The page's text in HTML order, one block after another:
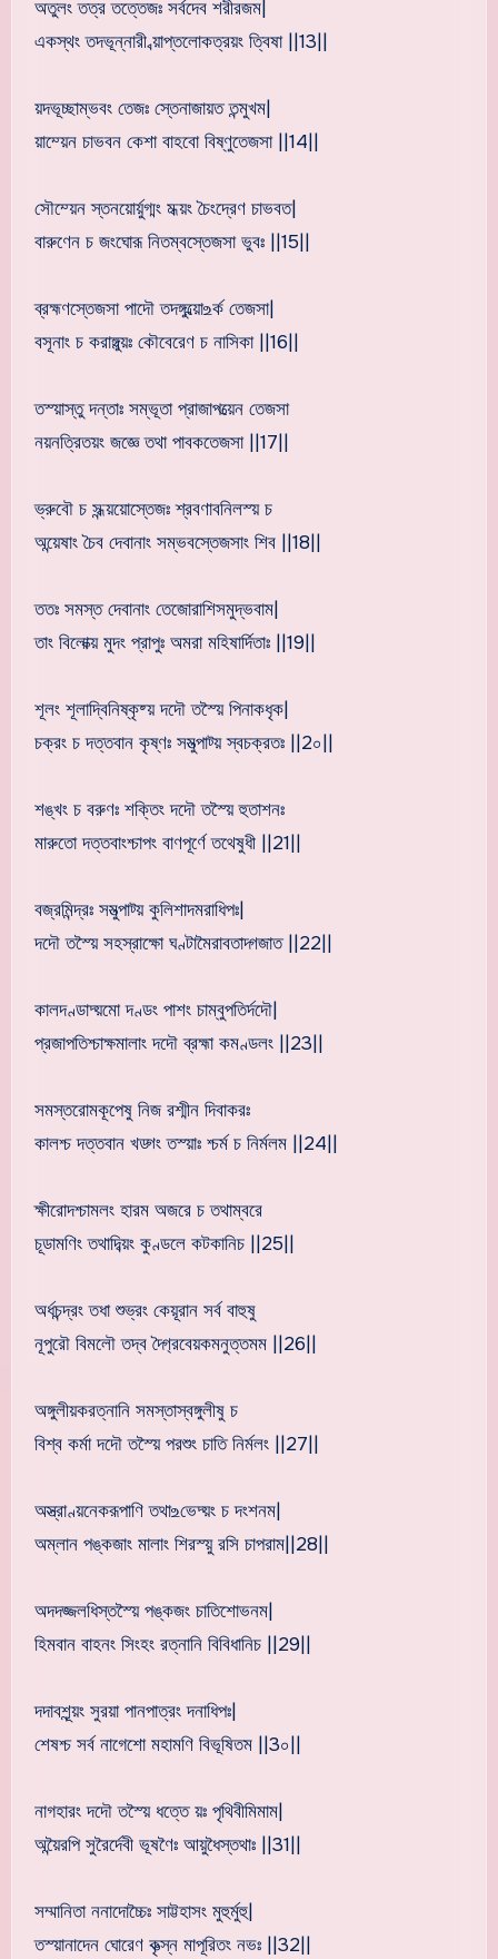
অতুলং তত্র তত্তেজঃ সর্বদেব শরীরজম|
একস্থং তদভূন্নারী ব্য়াপ্তলোকত্রয়ং ত্বিষা ||13||
য়দভূচ্ছাম্ভবং তেজঃ স্তেনাজায়ত তন্মুখম|
য়াম্য়েন চাভবন কেশা বাহবো বিষ্ণুতেজসা ||14||
সৌম্য়েন স্তনয়োর্য়ুগ্মং মধ্য়ং চৈংদ্রেণ চাভবত|
বারুণেন চ জংঘোরূ নিতম্বস্তেজসা ভুবঃ ||15||
ব্রহ্মণস্তেজসা পাদৌ তদঙ্গুল্য়ো‌உর্ক তেজসা|
বসূনাং চ করাঙ্গুল্য়ঃ কৌবেরেণ চ নাসিকা ||16||
তস্য়াস্তু দন্তাঃ সম্ভূতা প্রাজাপত্য়েন তেজসা
নয়নত্রিতয়ং জজ্ঞে তথা পাবকতেজসা ||17||
ভ্রুবৌ চ সন্ধ্য়য়োস্তেজঃ শ্রবণাবনিলস্য় চ
অন্য়েষাং চৈব দেবানাং সম্ভবস্তেজসাং শিব ||18||
ততঃ সমস্ত দেবানাং তেজোরাশিসমুদ্ভবাম|
তাং বিলোক্য় মুদং প্রাপুঃ অমরা মহিষার্দিতাঃ ||19||
শূলং শূলাদ্বিনিষ্কৃষ্য় দদৌ তস্য়ৈ পিনাকধৃক|
চক্রং চ দত্তবান কৃষ্ণঃ সমুত্পাট্য় স্বচক্রতঃ ||2০||
শঙ্খং চ বরুণঃ শক্তিং দদৌ তস্য়ৈ হুতাশনঃ
মারুতো দত্তবাংশ্চাপং বাণপূর্ণে তথেষুধী ||21||
বজ্রমিন্দ্রঃ সমুত্পাট্য় কুলিশাদমরাধিপঃ|
দদৌ তস্য়ৈ সহস্রাক্ষো ঘণ্টামৈরাবতাদ্গজাত ||22||
কালদণ্ডাদ্য়মো দণ্ডং পাশং চাম্বুপতির্দদৌ|
প্রজাপতিশ্চাক্ষমালাং দদৌ ব্রহ্মা কমণ্ডলং ||23||
সমস্তরোমকূপেষু নিজ রশ্মীন দিবাকরঃ
কালশ্চ দত্তবান খড্গং তস্য়াঃ শ্চর্ম চ নির্মলম ||24||
ক্ষীরোদশ্চামলং হারম অজরে চ তথাম্বরে
চূডামণিং তথাদিব্য়ং কুণ্ডলে কটকানিচ ||25||
অর্ধচন্দ্রং তধা শুভ্রং কেয়ূরান সর্ব বাহুষু
নূপুরৌ বিমলৌ তদ্ব দ্গ্রৈবেয়কমনুত্তমম ||26||
অঙ্গুলীয়করত্নানি সমস্তাস্বঙ্গুলীষু চ
বিশ্ব কর্মা দদৌ তস্য়ৈ পরশুং চাতি নির্মলং ||27||
অস্ত্রাণ্য়নেকরূপাণি তথা‌உভেদ্য়ং চ দংশনম|
অম্লান পঙ্কজাং মালাং শিরস্য়ু রসি চাপরাম||28||
অদদজ্জলধিস্তস্য়ৈ পঙ্কজং চাতিশোভনম|
হিমবান বাহনং সিংহং রত্নানি বিবিধানিচ ||29||
দদাবশূন্য়ং সুরয়া পানপাত্রং দনাধিপঃ|
শেষশ্চ সর্ব নাগেশো মহামণি বিভূষিতম ||3০||
নাগহারং দদৌ তস্য়ৈ ধত্তে য়ঃ পৃথিবীমিমাম|
অন্য়ৈরপি সুরৈর্দেবী ভূষণৈঃ আয়ুধৈস্তথাঃ ||31||
সম্মানিতা ননাদোচ্চৈঃ সাট্টহাসং মুহুর্মুহু|
তস্য়ানাদেন ঘোরেণ কৃত্স্ন মাপূরিতং নভঃ ||32||